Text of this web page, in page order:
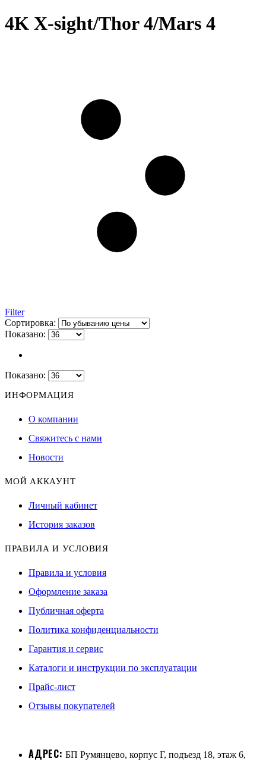
4K X-sight/Thor 4/Mars 4
Filter
Сортировка:
Показано:
Показано:
ИНФОРМАЦИЯ
О компании
Свяжитесь с нами
Новости
МОЙ АККАУНТ
Личный кабинет
История заказов
ПРАВИЛА И УСЛОВИЯ
Правила и условия
Оформление заказа
Публичная оферта
Политика конфиденциальности
Гарантия и сервис
Каталоги и инструкции по эксплуатации
Прайс-лист
Отзывы покупателей
АДРЕС: БП Румянцево, корпус Г, подъезд 18, этаж 6,